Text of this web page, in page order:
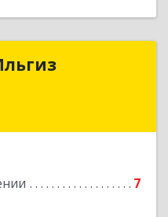
7
Ильгиз
Подробнее